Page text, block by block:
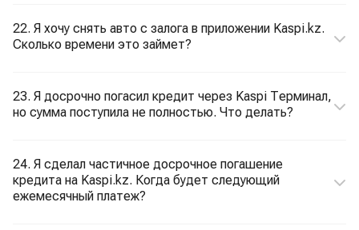
22. Я хочу снять авто с залога в приложении Kaspi.kz.
Сколько времени это займет?
23. Я досрочно погасил кредит через Kaspi Терминал,
но сумма поступила не полностью. Что делать?
24. Я сделал частичное досрочное погашение
кредита на Kaspi.kz. Когда будет следующий
ежемесячный платеж?